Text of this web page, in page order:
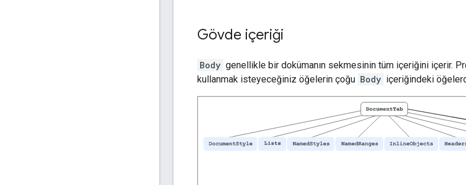
Gövde içeriği
Body genellikle bir dokümanın sekmesinin tüm içeriğini içerir.
kullanmak isteyeceğiniz öğelerin çoğu Body içeriğindeki